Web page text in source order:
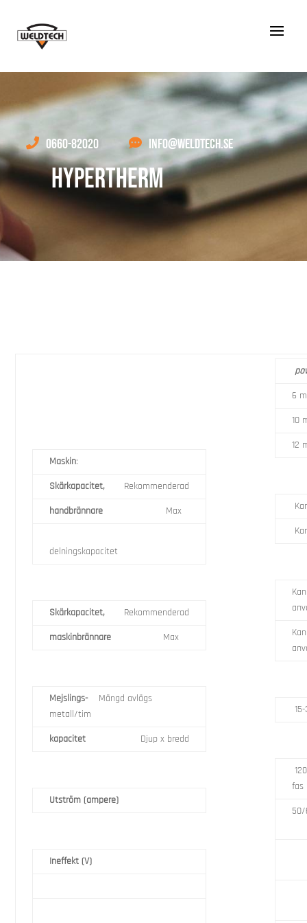
 0660-82020  INFO@WELDTECH.SE
HYPERTHERM
Maskin:
Skärkapacitet, Rekommenderad
handbrännare
Max
delningskapacitet
Skärkapacitet,
Rekommenderad
maskinbrännare
Max
Mejslings-
Mängd avlägs
metall/tim
kapacitet
Djup x bredd
Utström (ampere)
Ineffekt (V)
6
10
12
fas
50/